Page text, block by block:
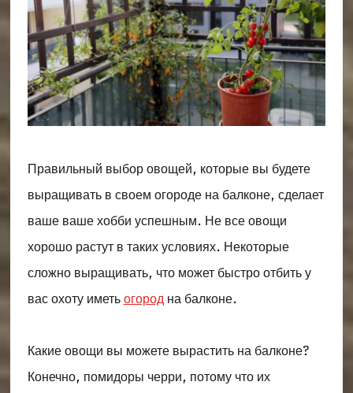
Правильный выбор овощей, которые вы будете
выращивать в своем огороде на балконе, сделает
ваше ваше хобби успешным. Не все овощи
хорошо растут в таких условиях. Некоторые
сложно выращивать, что может быстро отбить у
вас охоту иметьогородна балконе.
Какие овощи вы можете вырастить на балконе?
Конечно, помидоры черри, потому что их